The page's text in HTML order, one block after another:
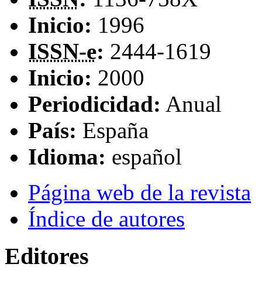
Inicio: 1996
ISSN-e: 2444-1619
Inicio: 2000
Periodicidad: Anual
País: España
Idioma: español
Página web de la revista
Índice de autores
Editores